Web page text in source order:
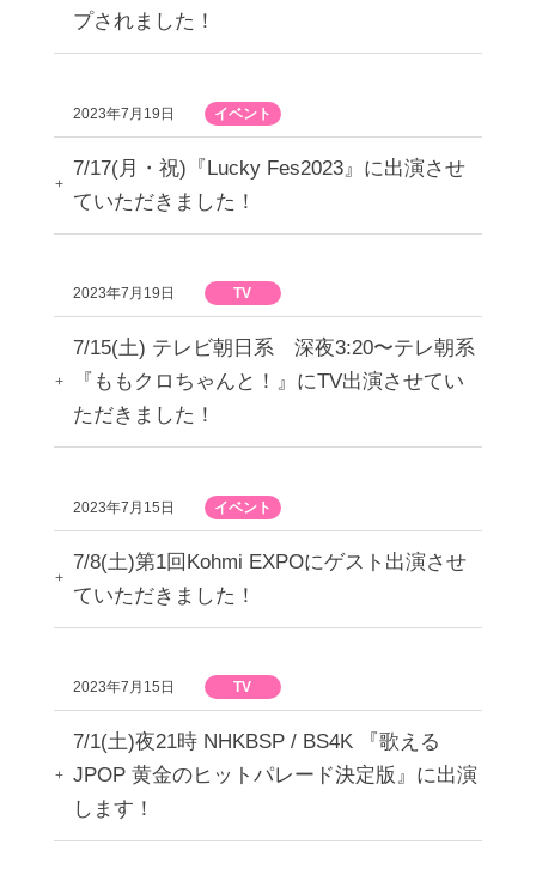
プされました！
2023年7月19日 イベント
7/17(月・祝)『Lucky Fes2023』に出演させ
ていただきました！
2023年7月19日 TV
7/15(土) テレビ朝日系 深夜3:20〜テレ朝系
『ももクロちゃんと！』にTV出演させてい
ただきました！
2023年7月15日 イベント
7/8(土)第1回Kohmi EXPOにゲスト出演させ
ていただきました！
2023年7月15日 TV
7/1(土)夜21時 NHKBSP / BS4K 『歌える
JPOP 黄金のヒットパレード決定版』に出演
します！